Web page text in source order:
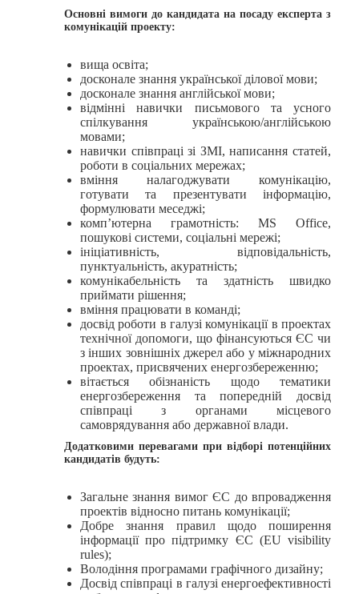
Основні вимоги до кандидата на посаду експерта з
комунікацій проекту:
вища освіта;
досконале знання української ділової мови;
досконале знання англійської мови;
відмінні навички письмового та усного
спілкування українською/англійською
мовами;
навички співпраці зі ЗМІ, написання статей,
роботи в соціальних мережах;
вміння налагоджувати комунікацію,
готувати та презентувати інформацію,
формулювати меседжі;
комп’ютерна грамотність: MS Office,
пошукові системи, соціальні мережі;
ініціативність, відповідальність,
пунктуальність, акуратність;
комунікабельність та здатність швидко
приймати рішення;
вміння працювати в команді;
досвід роботи в галузі комунікації в проектах
технічної допомоги, що фінансуються ЄС чи
з інших зовнішніх джерел або у міжнародних
проектах, присвячених енергозбереженню;
вітається обізнаність щодо тематики
енергозбереження та попередній досвід
співпраці з органами місцевого
самоврядування або державної влади.
Додатковими перевагами при відборі потенційних
кандидатів будуть:
Загальне знання вимог ЄС до впровадження
проектів відносно питань комунікації;
Добре знання правил щодо поширення
інформації про підтримку ЄС (EU visibility
rules);
Володіння програмами графічного дизайну;
Досвід співпраці в галузі енергоефективності